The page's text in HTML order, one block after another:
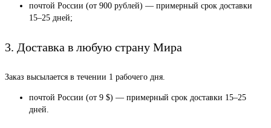
почтой России (от 900 рублей) — примерный срок доставки
15–25 дней;
3. Доставка в любую страну Мира
Заказ высылается в течении 1 рабочего дня.
почтой России (от 9 $) — примерный срок доставки 15–25
дней.